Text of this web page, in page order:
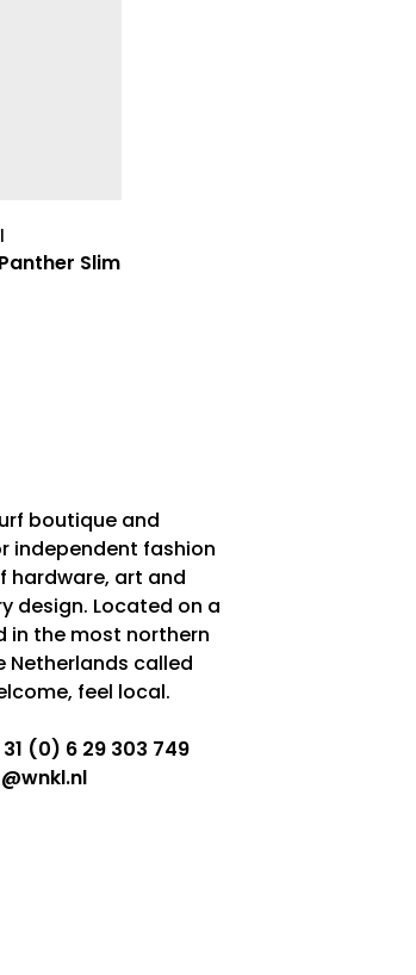
Slim
boutique and
independent fashion
hardware, art and
design. Located on a
in the most northern
Netherlands called
feel local.
31 (0) 6 29 303 749